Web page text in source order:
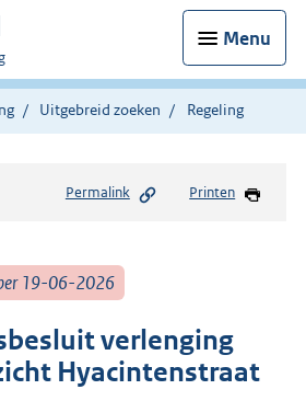
Menu
Uitgebreid zoeken Regeling
Permalink Printen
19-06-2026
verlenging
Hyacintenstraat